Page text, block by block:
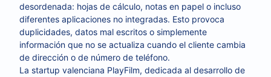
desordenada: hojas de cálculo, notas en papel o incluso
diferentes aplicaciones no integradas. Esto provoca
duplicidades, datos mal escritos o simplemente
información que no se actualiza cuando el cliente cambia
de dirección o de número de teléfono.
La startup valenciana PlayFilm, dedicada al desarrollo de